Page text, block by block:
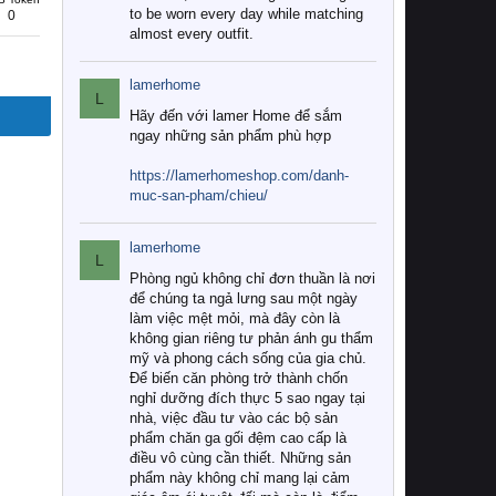
0
to be worn every day while matching
almost every outfit.
L
lamerhome
Hãy đến với lamer Home để sắm
ngay những sản phẩm phù hợp
https://lamerhomeshop.com/danh-
muc-san-pham/chieu/
L
lamerhome
Phòng ngủ không chỉ đơn thuần là nơi
để chúng ta ngả lưng sau một ngày
làm việc mệt mỏi, mà đây còn là
không gian riêng tư phản ánh gu thẩm
mỹ và phong cách sống của gia chủ.
Để biến căn phòng trở thành chốn
nghỉ dưỡng đích thực 5 sao ngay tại
nhà, việc đầu tư vào các bộ sản
phẩm chăn ga gối đệm cao cấp là
điều vô cùng cần thiết. Những sản
phẩm này không chỉ mang lại cảm